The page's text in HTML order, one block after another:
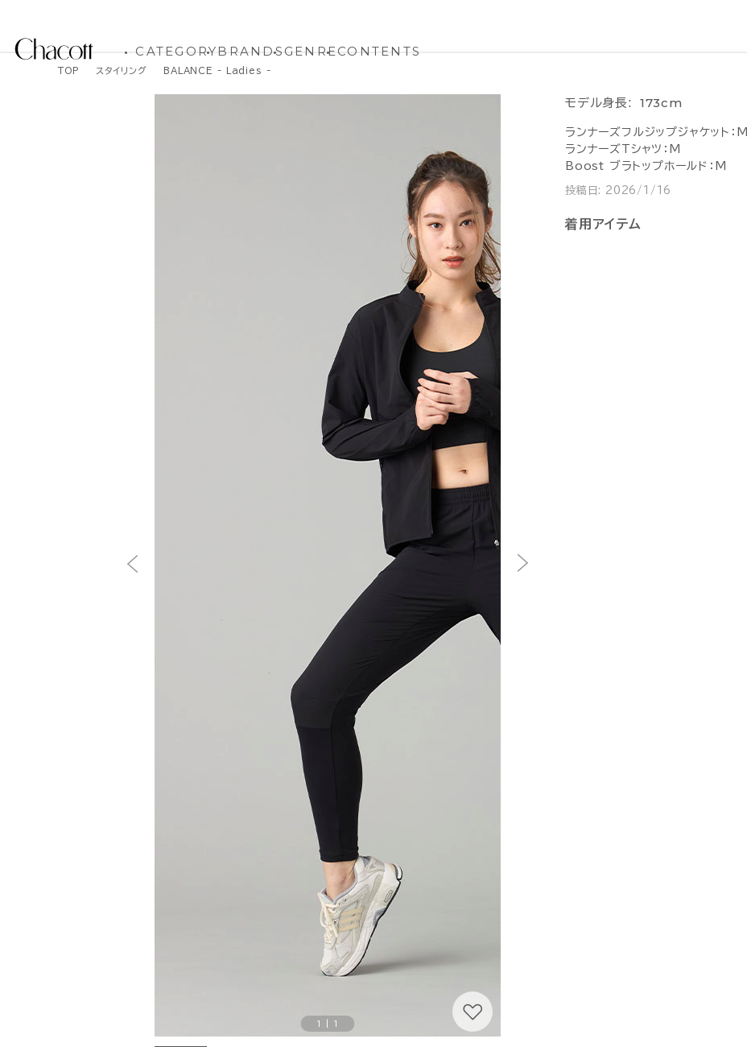
CATEGORYBRANDSGENRECONTENTS
TOP スタイリング BALANCE - Ladies -
1 1
モデル身長: 173cm
ランナーズフルジップジャケット：M
ランナーズTシャツ：M
Boost ブラトップホールド：M
投稿日: 2026/1/16
着用アイテム